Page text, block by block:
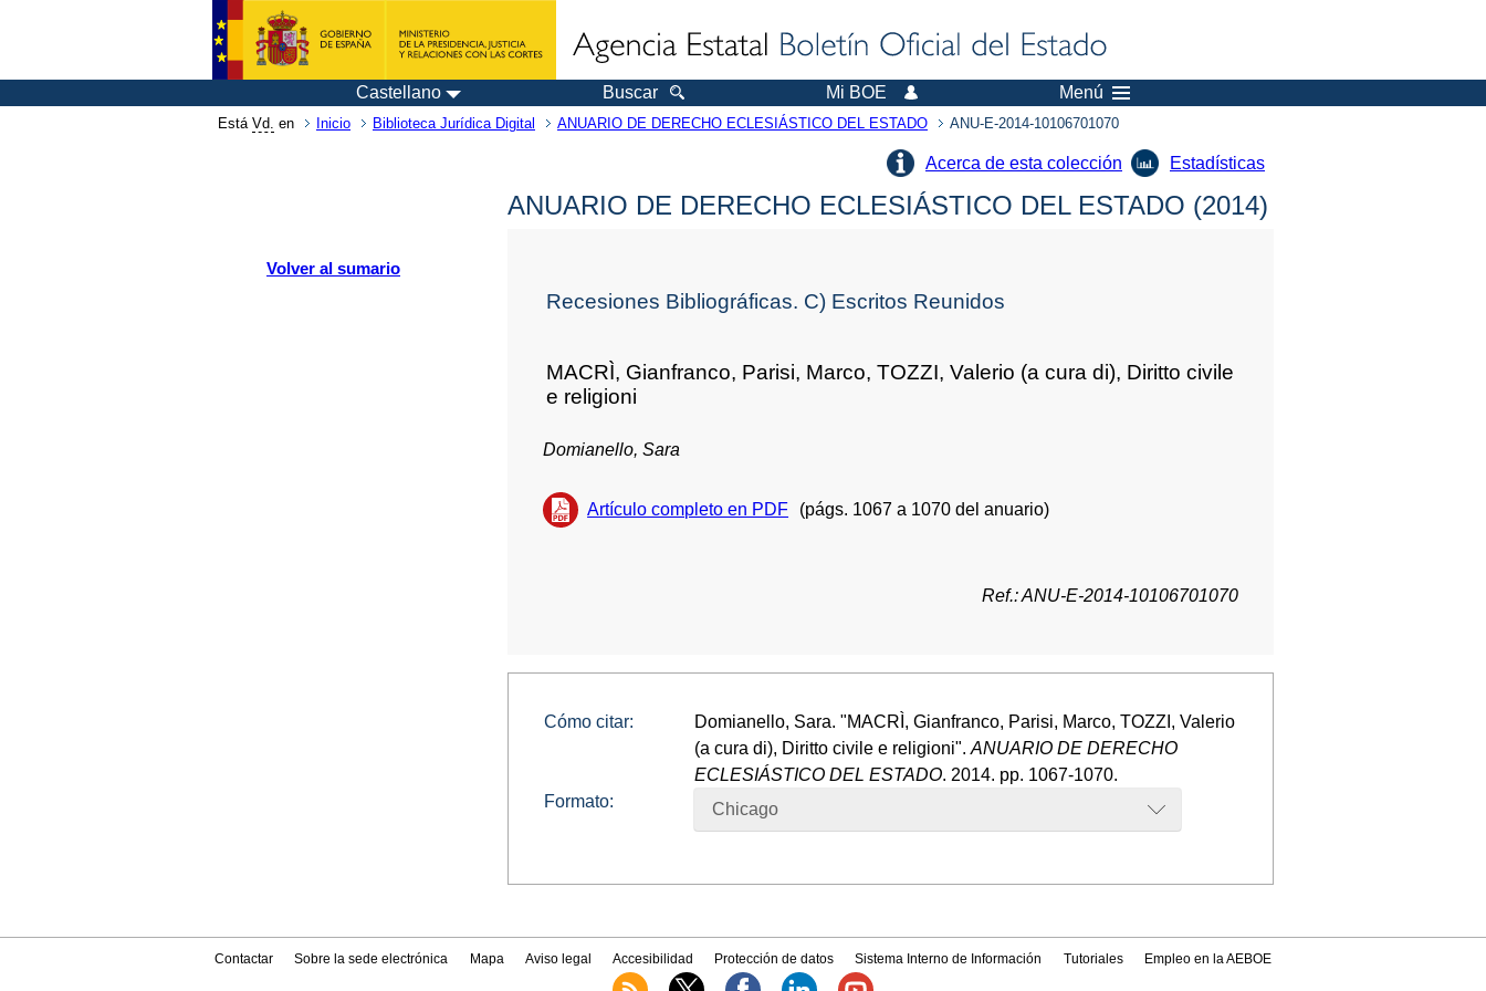
Castellano Buscar Mi BOE Menú
Está Vd. en Inicio Biblioteca Jurídica Digital ANUARIO DE DERECHO ECLESIÁSTICO DEL ESTADO ANU-E-2014-10106701070
Acerca de esta colección Estadísticas
Volver al sumario
ANUARIO DE DERECHO ECLESIÁSTICO DEL ESTADO (2014)
Recesiones Bibliográficas. C) Escritos Reunidos
MACRÌ, Gianfranco, Parisi, Marco, TOZZI, Valerio (a cura di), Diritto civile
e religioni
Domianello, Sara
Artículo completo en PDF (págs. 1067 a 1070 del anuario)
Ref.: ANU-E-2014-10106701070
Cómo citar:
Domianello, Sara. "MACRÌ, Gianfranco, Parisi, Marco, TOZZI, Valerio
(a cura di), Diritto civile e religioni".ANUARIO DE DERECHO
ECLESIÁSTICO DEL ESTADO. 2014. pp. 1067-1070.
Formato:
Chicago
Contactar Sobre la sede electrónica Mapa Aviso legal Accesibilidad Protección de datos Sistema Interno de Información Tutoriales Empleo en la AEBOE